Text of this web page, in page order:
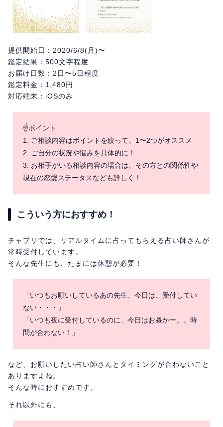
提供開始日：2020/6/8(月)〜
鑑定結果：500文字程度
お届け日数：2日〜5日程度
鑑定料金：1,480円
対応端末：iOSのみ
☝️ポイント
1. ご相談内容はポイントを絞って、1〜2つがオススメ
2. ご自分の状況や悩みを具体的に！
3. お相手がいる相談内容の場合は、その方との関係性や
現在の恋愛ステータスなども詳しく！
こういう方におすすめ！
チャプリでは、リアルタイムに占ってもらえる占い師さんが
常時受付しています。
そんな先生にも、たまには休憩が必要！
「いつもお願いしているあの先生、今日は、受付してい
ない・・・」
「いつも夜に受付しているのに、今日はお昼かー。。時
間が合わない！」
など、お願いしたい占い師さんとタイミングが合わないこと
ありますよね。
そんな時におすすめです。
それ以外にも、